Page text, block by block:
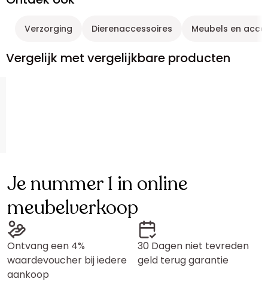
Verzorging Dierenaccessoires Meubels en
Vergelijk met vergelijkbare producten
Je nummer 1 in online
meubelverkoop
Ontvang een 4%
waardevoucher bij iedere
aankoop
30 Dagen niet tevreden
geld terug garantie